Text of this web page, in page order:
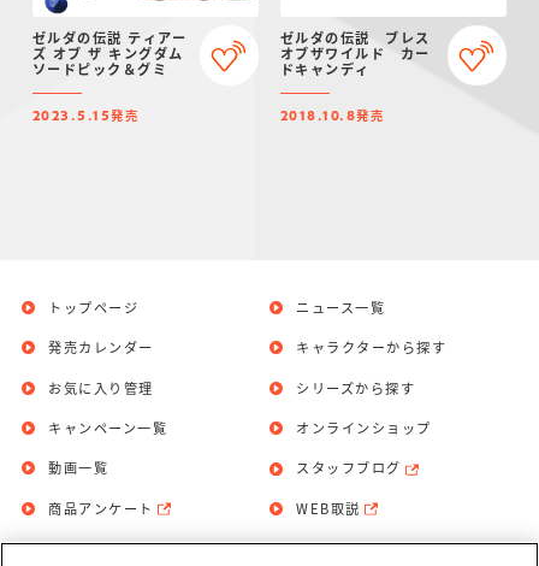
ゼルダの伝説 ティアー
ズ オブ ザ キングダム
ソードピック＆グミ
2023.5.15発売
ゼルダの伝説 ブレス
オブザワイルド カー
ドキャンディ
2018.10.8発売
トップページ
発売カレンダー
お気に入り管理
ニュース一覧
キャラクターから探す
シリーズから探す
キャンペーン一覧
動画一覧
商品アンケート
オンラインショップ
スタッフブログ
WEB取説